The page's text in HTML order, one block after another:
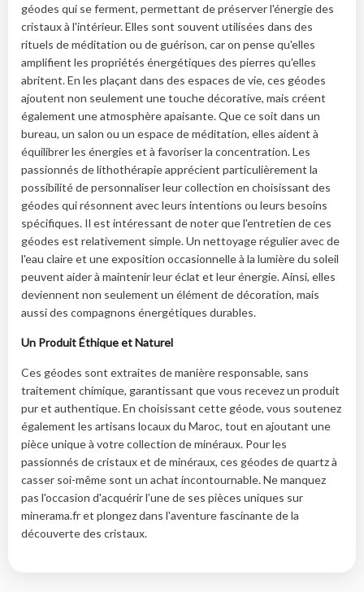
géodes qui se ferment, permettant de préserver l'énergie des
cristaux à l'intérieur. Elles sont souvent utilisées dans des
rituels de méditation ou de guérison, car on pense qu'elles
amplifient les propriétés énergétiques des pierres qu'elles
abritent. En les plaçant dans des espaces de vie, ces géodes
ajoutent non seulement une touche décorative, mais créent
également une atmosphère apaisante. Que ce soit dans un
bureau, un salon ou un espace de méditation, elles aident à
équilibrer les énergies et à favoriser la concentration. Les
passionnés de lithothérapie apprécient particulièrement la
possibilité de personnaliser leur collection en choisissant des
géodes qui résonnent avec leurs intentions ou leurs besoins
spécifiques. Il est intéressant de noter que l'entretien de ces
géodes est relativement simple. Un nettoyage régulier avec de
l'eau claire et une exposition occasionnelle à la lumière du soleil
peuvent aider à maintenir leur éclat et leur énergie. Ainsi, elles
deviennent non seulement un élément de décoration, mais
aussi des compagnons énergétiques durables.
Un Produit Éthique et Naturel
Ces géodes sont extraites de manière responsable, sans
traitement chimique, garantissant que vous recevez un produit
pur et authentique. En choisissant cette géode, vous soutenez
également les artisans locaux du Maroc, tout en ajoutant une
pièce unique à votre collection de minéraux. Pour les
passionnés de cristaux et de minéraux, ces géodes de quartz à
casser soi-même sont un achat incontournable. Ne manquez
pas l'occasion d'acquérir l’une de ses pièces uniques sur
minerama.fr et plongez dans l'aventure fascinante de la
découverte des cristaux.